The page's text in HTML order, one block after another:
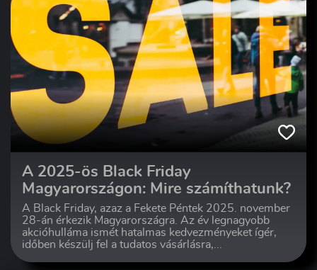
A 2025-ös Black Friday
Magyarországon: Mire számíthatunk?
A Black Friday, azaz a Fekete Péntek 2025. november
28-án érkezik Magyarországra. Az év legnagyobb
akcióhulláma ismét hatalmas kedvezményeket ígér,
időben készülj fel a tudatos vásárlásra,...